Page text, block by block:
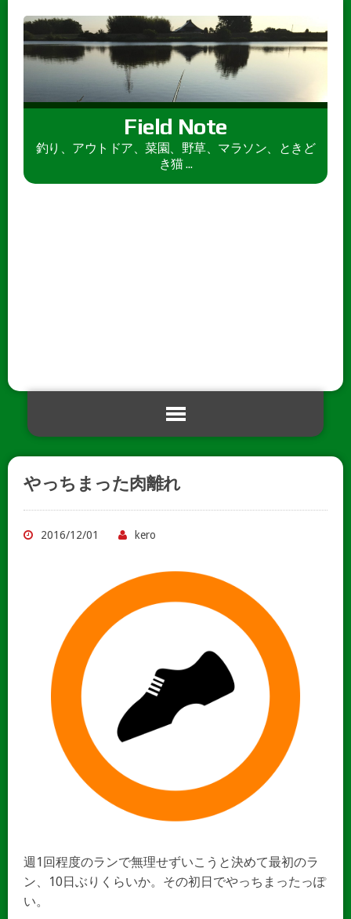
Field Note
釣り、アウトドア、菜園、野草、マラソン、ときど
き猫 ...
やっちまった肉離れ
2016/12/01 kero
週1回程度のランで無理せずいこうと決めて最初のラ
ン、10日ぶりくらいか。その初日でやっちまったっぽ
い。